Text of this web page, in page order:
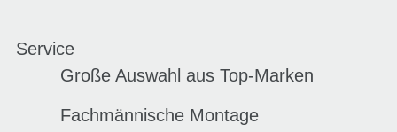
Service
Große Auswahl aus Top-Marken
Fachmännische Montage